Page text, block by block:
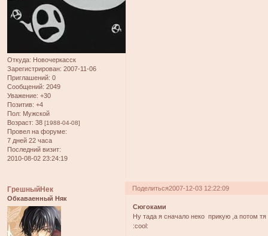
Откуда: Новочеркасск
Зарегистрирован: 2007-11-06
Приглашений: 0
Сообщений: 2049
Уважение: +30
Позитив: +4
Пол: Мужской
Возраст: 38 [1988-04-08]
Провел на форуме:
7 дней 22 часа
Последний визит:
2010-08-02 23:24:19
Поделиться2007-12-03 12:22:09
ГрешныйНек
Обкаваенный Няк
Сюгоками
Ну тада я сначало неко прикую ,а потом
:cool: